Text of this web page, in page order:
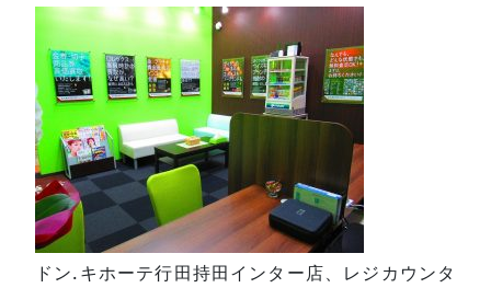
ドン.キホーテ行田持田インター店、レジカウンタ